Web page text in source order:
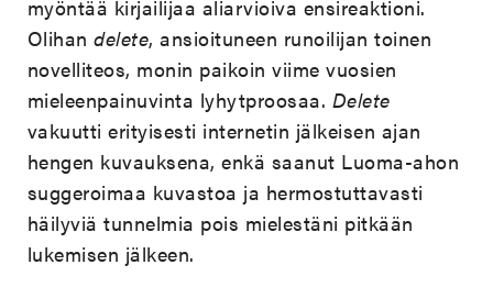
myöntää kirjailijaa aliarvioiva ensireaktioni.
Olihandelete, ansioituneen runoilijan toinen
novelliteos, monin paikoin viime vuosien
mieleenpainuvinta lyhytproosaa. Delete
vakuutti erityisesti internetin jälkeisen ajan
hengen kuvauksena, enkä saanut Luoma-ahon
suggeroimaa kuvastoa ja hermostuttavasti
häilyviä tunnelmia pois mielestäni pitkään
lukemisen jälkeen.